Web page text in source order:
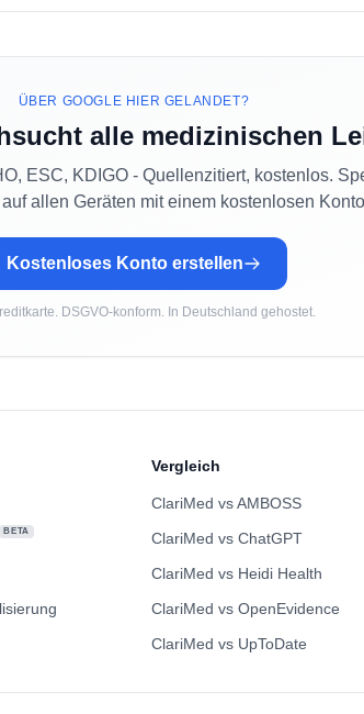
ÜBER GOOGLE HIER GELANDET?
alle medizinischen
ESC, KDIGO - Quellenzitiert, kostenlos.
auf allen Geräten mit einem kostenlosen
Kostenloses Konto erstellen
DSGVO-konform. In Deutschland gehostet.
BETA
Vergleich
ClariMed vs AMBOSS
ClariMed vs ChatGPT
ClariMed vs Heidi Health
ClariMed vs OpenEvidence
ClariMed vs UpToDate